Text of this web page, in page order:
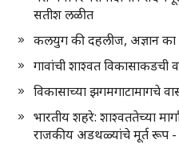
सतीश लळीत
कलयुग की दहलीज, अज्ञान का
गावांची शाश्वत
विकासाच्या झगमगाटामागचे
भारतीय शहरे: शाश्वततेच्या
राजकीय अडथळ्यांचे मूर्त रूप -